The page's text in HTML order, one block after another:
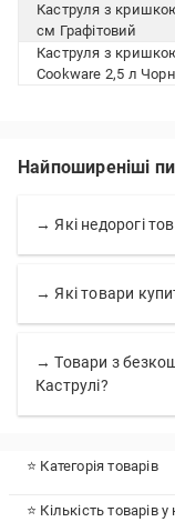
Каструля з
см Графітовий
Каструля з
Cookware 2,5 л
Найпоширеніші
→ Які недорогі
→ Які товари
→ Товари з
Каструлі?
⭐ Категорія товарів
⭐ Кількість товарів